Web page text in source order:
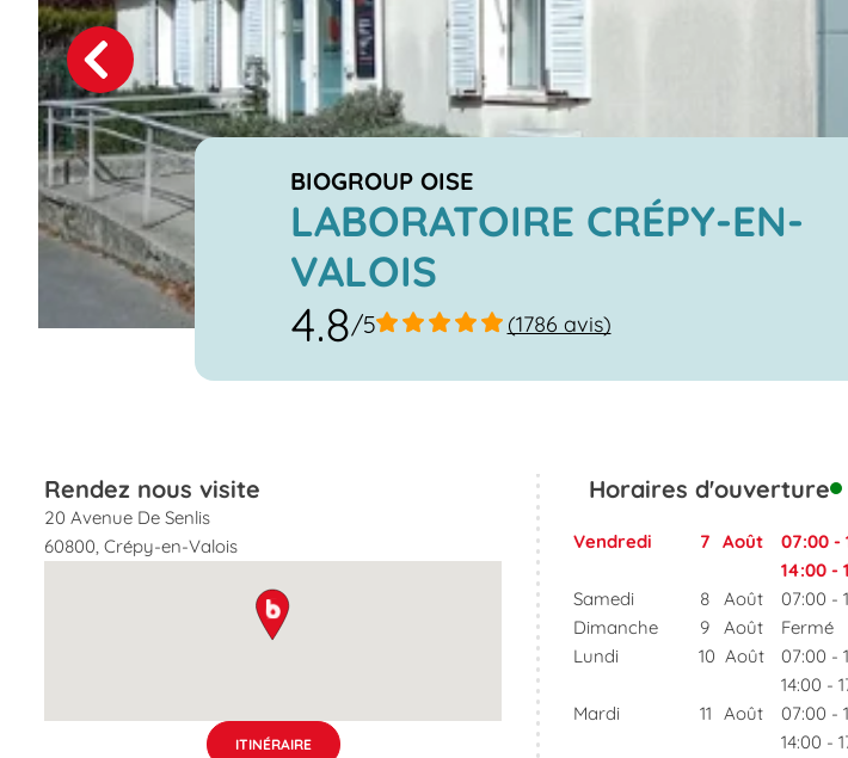
BIOGROUP OISE
LABORATOIRE CRÉPY-EN-
VALOIS
4.8/5 (1786 avis)
Previous
Next
Rendez nous visite
20 Avenue De Senlis
60800, Crépy-en-Valois
map pin
ITINÉRAIRE
Horaires d'ouverture
Vendredi 7 Août 07:00 -
14:00 -
Samedi
8 Août 07:00 -
Dimanche
9 Août
Fermé
Lundi
10 Août 07:00 -
14:00 -
Mardi
11 Août 07:00 -
14:00 -